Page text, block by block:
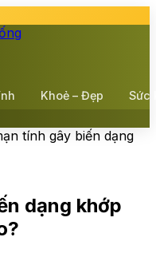
Khoẻ – Đẹp Sức
tính gây biến dạng
dạng khớp